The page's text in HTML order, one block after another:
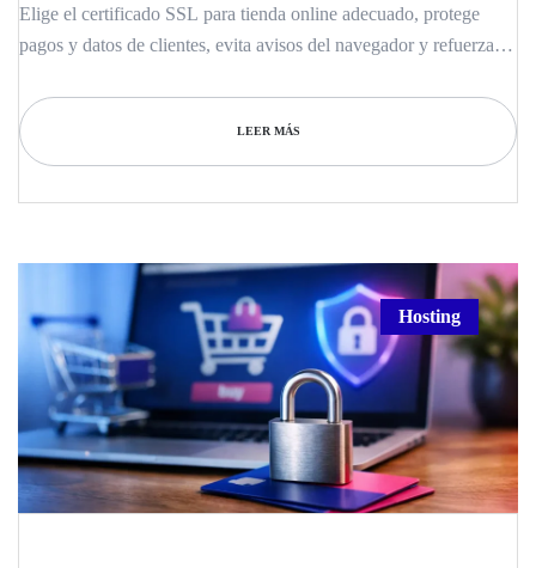
Elige el certificado SSL para tienda online adecuado, protege
pagos y datos de clientes, evita avisos del navegador y refuerza la
LEER MÁS
Hosting